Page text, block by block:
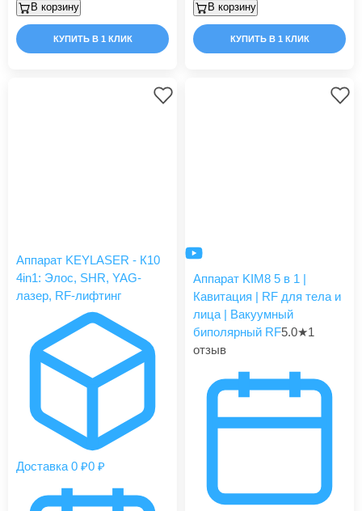
В корзину
КУПИТЬ В 1 КЛИК
В корзину
КУПИТЬ В 1 КЛИК
Аппарат KEYLASER - К10
4in1: Элос, SHR, YAG-
лазер, RF-лифтинг
Доставка 0 ₽0 ₽
Аппарат KIM8 5 в 1 |
Кавитация | RF для тела и
лица | Вакуумный
биполярный RF5.0★1
отзыв